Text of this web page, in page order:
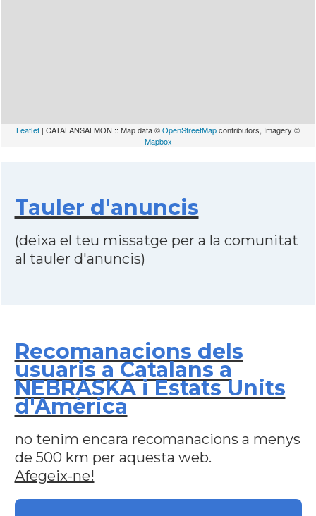
Leaflet | CATALANSALMON :: Map data ©OpenStreetMapcontributors, Imagery ©
Mapbox
Tauler d'anuncis
(deixa el teu missatge per a la comunitat
al tauler d'anuncis)
Recomanacions dels
usuaris a Catalans a
NEBRASKA i Estats Units
d'Amèrica
no tenim encara recomanacions a menys
de 500 km per aquesta web.
Afegeix-ne!